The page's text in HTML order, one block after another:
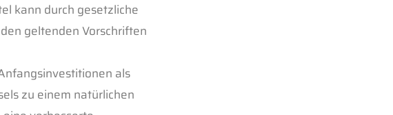
kann durch gesetzliche
geltenden Vorschriften
als
zu einem natürlichen